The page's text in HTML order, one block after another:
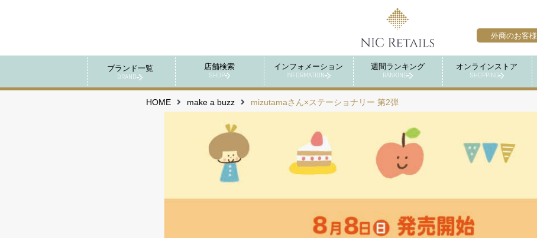
ブランド一覧
BRAND
店舗検索
SHOP
インフォメーション
INFORMATION
週間ランキング
RANKING
オンラインストア
SHOPPING
外商のお客様
HOME make a buzz mizutamaさん×ステーショナリー 第2弾